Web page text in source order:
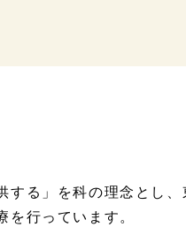
する」を科の理念とし
行っています。